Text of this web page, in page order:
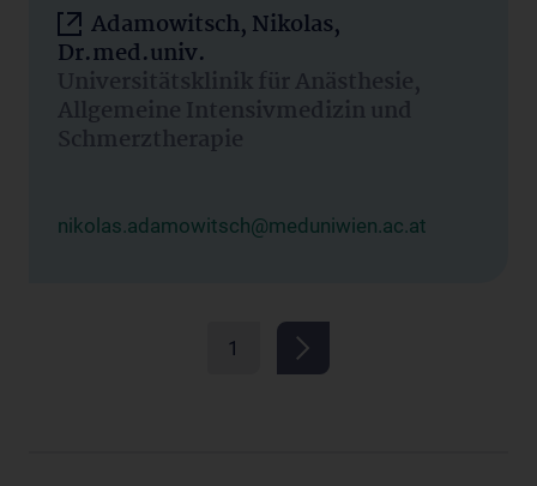
Adamowitsch, Nikolas,
Dr.med.univ.
Universitätsklinik für Anästhesie,
Allgemeine Intensivmedizin und
Schmerztherapie
nikolas.adamowitsch@meduniwien.ac.at
1